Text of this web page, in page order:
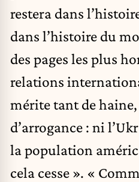
restera dans
dans l’histoire du
des pages les plus
relations
mérite tant de
d’arrogance : ni
la population
cela cesse ». «